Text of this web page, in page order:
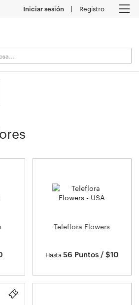
Iniciar sesión Registro
Teleflora Flowers
Hasta 56 Puntos / $10